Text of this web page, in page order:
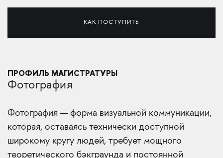
КАК ПОСТУПИТЬ
ПРОФИЛЬ МАГИСТРАТУРЫ
Фотография
Фотография — форма визуальной коммуникации,
которая, оставаясь технически доступной
широкому кругу людей, требует мощного
теоретического бэкграунда и постоянной